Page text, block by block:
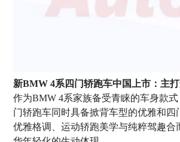
新BMW 4系四门轿跑车中国上市：主
作为BMW 4系家族备受青睐的车身款
门轿跑车同时具备掀背车型的优雅和四
优雅格调、运动轿跑美学与纯粹驾趣合